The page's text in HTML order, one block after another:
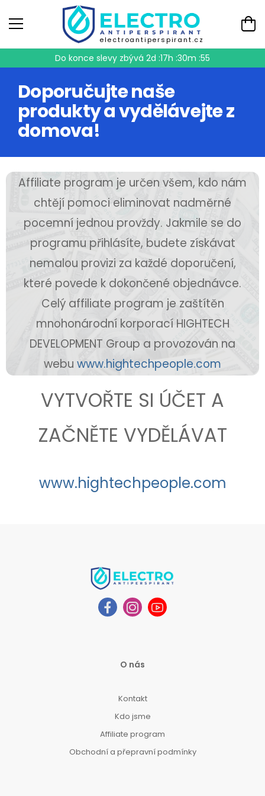
electroantiperspirant.cz
Do konce slevy zbývá 2d :17h :30m :55
Doporučujte naše
produkty a vydělávejte z
domova!
Affiliate program je určen všem, kdo nám
chtějí pomoci eliminovat nadměrné
pocemní jednou provždy. Jakmile se do
programu přihlásíte, budete získávat
nemalou provizi za každé doporučení,
které povede k dokončené objednávce.
Celý affiliate program je zaštítěn
mnohonárodní korporací HIGHTECH
DEVELOPMENT Group a provozován na
webu www.hightechpeople.com
VYTVOŘTE SI ÚČET A
ZAČNĚTE VYDĚLÁVAT
www.hightechpeople.com
O nás
Kontakt
Kdo jsme
Affiliate program
Obchodní a přepravní podmínky